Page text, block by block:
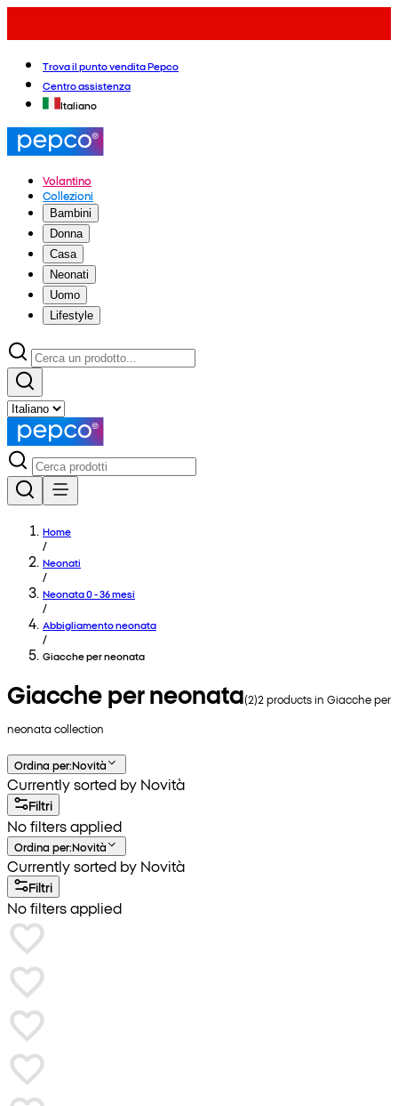
Trova il punto vendita Pepco
Centro assistenza
Italiano
Volantino
Collezioni
Bambini
Donna
Casa
Neonati
Uomo
Lifestyle
Home
/
Neonati
/
Neonata 0 - 36 mesi
/
Abbigliamento neonata
/
Giacche per neonata
Giacche per neonata(2)2products in Giacche per
neonata collection
Ordina per:Novità
Currently sorted by Novità
Filtri
No filters applied
Ordina per:Novità
Currently sorted by Novità
Filtri
No filters applied